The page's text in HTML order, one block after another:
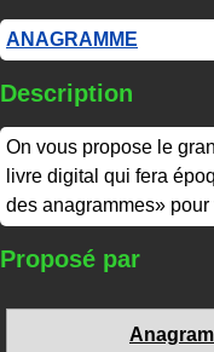
ANAGRAMME
Description
On vous propose le
livre digital qui fera
des anagrammes»
Proposé par